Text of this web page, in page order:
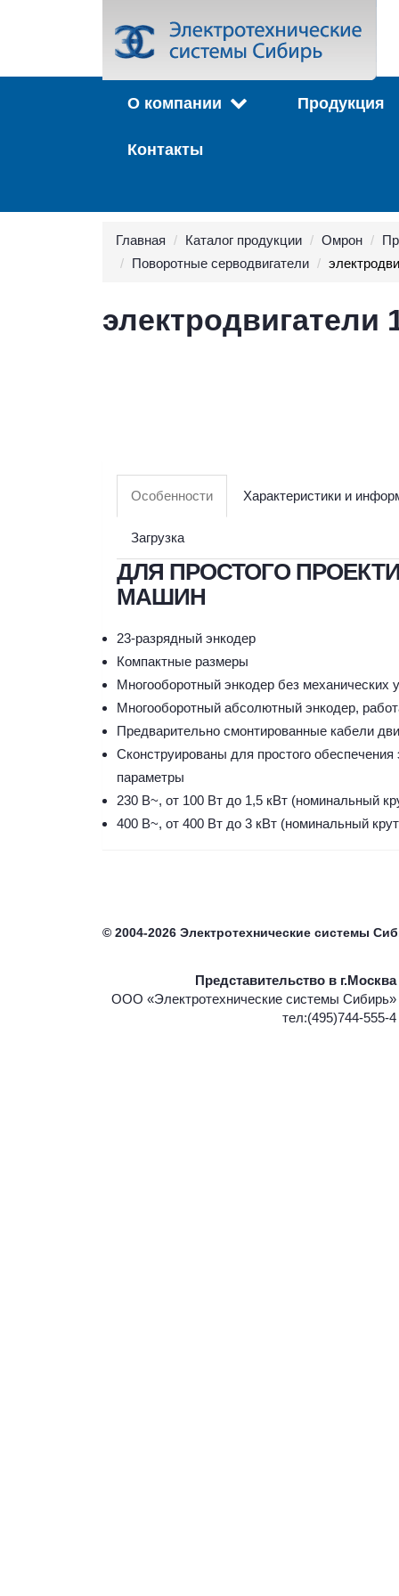
О компании Продукция
Контакты
Главная Каталог продукции Омрон
Поворотные серводвигатели
электродвигатели
Особенности Характеристики и
Загрузка
ДЛЯ ПРОСТОГО
МАШИН
23-разрядный энкодер
Компактные размеры
Многооборотный энкодер без механических
Многооборотный абсолютный энкодер,
Предварительно смонтированные кабели
Сконструированы для простого
параметры
230 В~, от 100 Вт до 1,5 кВт (номинальный
400 В~, от 400 Вт до 3 кВт (номинальный
© 2004-2026 Электротехнические системы
Представительство в г.Москва
ООО «Электротехнические системы Сибирь»
тел:(495)744-555-4